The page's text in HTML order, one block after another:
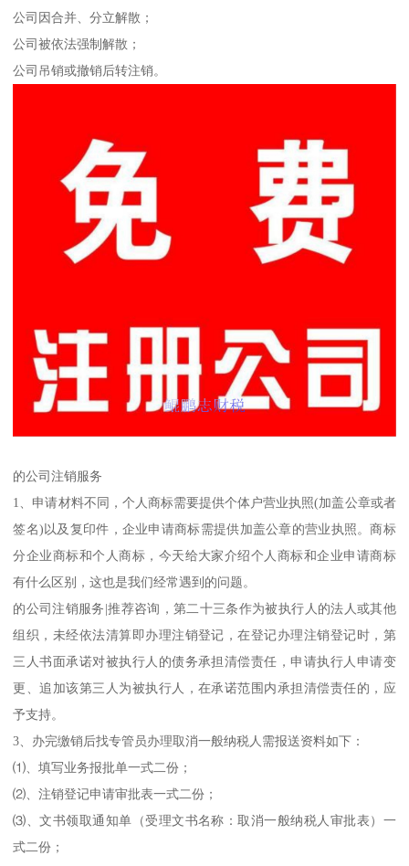
公司因合并、分立解散；
公司被依法强制解散；
公司吊销或撤销后转注销。
的公司注销服务
1、申请材料不同，个人商标需要提供个体户营业执照(加盖公章或者
签名)以及复印件，企业申请商标需提供加盖公章的营业执照。商标
分企业商标和个人商标，今天给大家介绍个人商标和企业申请商标
有什么区别，这也是我们经常遇到的问题。
的公司注销服务|推荐咨询，第二十三条作为被执行人的法人或其他
组织，未经依法清算即办理注销登记，在登记办理注销登记时，第
三人书面承诺对被执行人的债务承担清偿责任，申请执行人申请变
更、追加该第三人为被执行人，在承诺范围内承担清偿责任的，应
予支持。
3、办完缴销后找专管员办理取消一般纳税人需报送资料如下：
⑴、填写业务报批单一式二份；
⑵、注销登记申请审批表一式二份；
⑶、文书领取通知单（受理文书名称：取消一般纳税人审批表）一
式二份；